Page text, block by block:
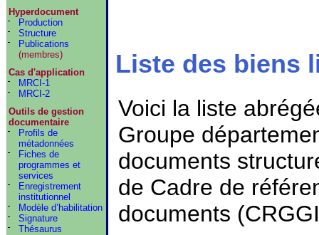
Hyperdocument
Production
Structure
Publications
(membres)
Cas d'application
MRCI-1
MRCI-2
Outils de gestion
documentaire
Profils de
métadonnées
Fiches de
programmes et
services
Enregistrement
institutionnel
Modèle d’habilitation
Signature
Thésaurus
Liste des biens
Voici la liste
Groupe
documents
de Cadre de
documents